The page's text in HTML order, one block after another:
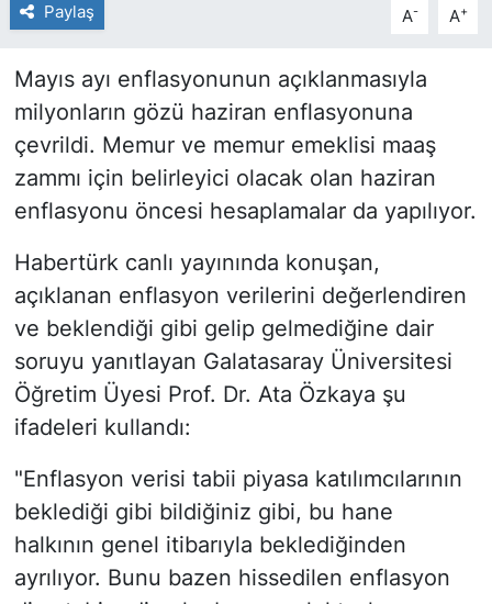
Paylaş A- A+
Mayıs ayı enflasyonunun açıklanmasıyla
milyonların gözü haziran enflasyonuna
çevrildi. Memur ve memur emeklisi maaş
zammı için belirleyici olacak olan haziran
enflasyonu öncesi hesaplamalar da yapılıyor.
Habertürk canlı yayınında konuşan,
açıklanan enflasyon verilerini değerlendiren
ve beklendiği gibi gelip gelmediğine dair
soruyu yanıtlayan Galatasaray Üniversitesi
Öğretim Üyesi Prof. Dr. Ata Özkaya şu
ifadeleri kullandı:
"Enflasyon verisi tabii piyasa katılımcılarının
beklediği gibi bildiğiniz gibi, bu hane
halkının genel itibarıyla beklediğinden
ayrılıyor. Bunu bazen hissedilen enflasyon